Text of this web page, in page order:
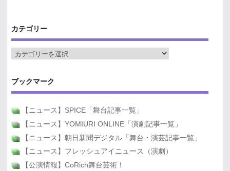
カテゴリー
ブックマーク
【ニュース】SPICE「舞台記事一覧」
【ニュース】YOMIURI ONLINE「演劇記事一覧」
【ニュース】朝日新聞デジタル「舞台・演芸記事一覧」
【ニュース】フレッシュアイニュース（演劇）
【公演情報】CoRich舞台芸術！